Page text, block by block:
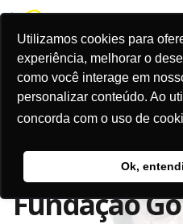
Utilizamos cookies para
experiência, melhorar o
como você interage em
personalizar conteúdo. Ao
concorda com o uso de
Ok,
Sóstenes
Oliveira,
Fundação